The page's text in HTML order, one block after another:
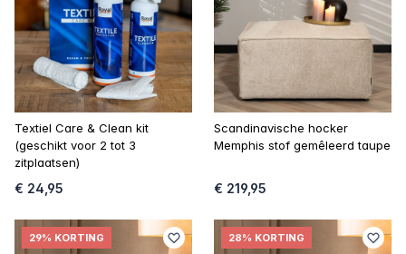
Textiel Care & Clean kit
(geschikt voor 2 tot 3
zitplaatsen)
€ 24,95
Scandinavische hocker
Memphis stof gemêleerd taupe
€ 219,95
29% KORTING 28% KORTING